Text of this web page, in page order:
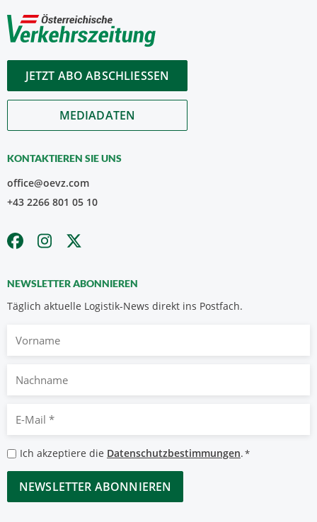
JETZT ABO ABSCHLIESSEN
MEDIADATEN
KONTAKTIEREN SIE UNS
office@oevz.com
+43 2266 801 05 10
NEWSLETTER ABONNIEREN
Täglich aktuelle Logistik-News direkt ins Postfach.
Nachname
Mail
*
Datenschutzbestimmungen
*
Ich akzeptiere die Datenschutzbestimmungen.*
CAPTCHA